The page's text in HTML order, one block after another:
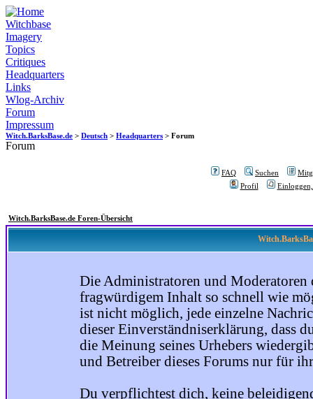
Witchbase
Imagery
Topics
Critiques
Headquarters
Links
Wlog-Archiv
Forum
Impressum
Witch.BarksBase.de > Deutsch > Headquarters > Forum
Forum
FAQ Suchen
Profil
Witch.BarksBase.de Foren-Übersicht
Die Administratoren und Moderatoren
fragwürdigem Inhalt so schnell wie
ist nicht möglich, jede einzelne
dieser Einverständniserklärung, dass
die Meinung seines Urhebers
und Betreiber dieses Forums nur für
Du verpflichtest dich, keine